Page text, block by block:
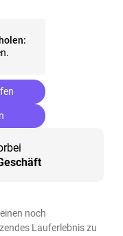
noch
Lauferlebnis zu